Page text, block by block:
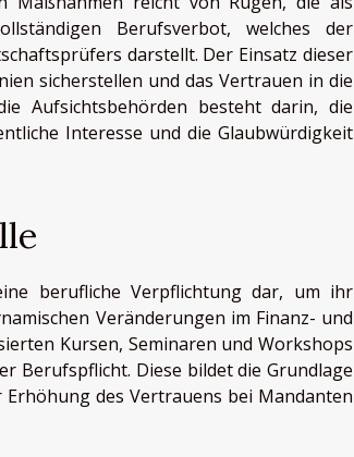
Berufsverbot, welches der
darstellt. Der Einsatz dieser
sicherstellen und das Vertrauen in die
Aufsichtsbehörden besteht darin, die
Interesse und die Glaubwürdigkeit
berufliche Verpflichtung dar, um ihr
Veränderungen im Finanz- und
Kursen, Seminaren und Workshops
Berufspflicht. Diese bildet die Grundlage
des Vertrauens bei Mandanten